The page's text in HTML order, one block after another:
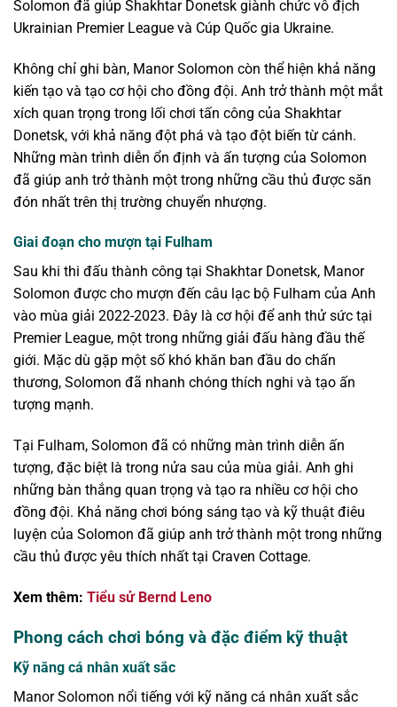
Solomon đã giúp Shakhtar Donetsk giành chức vô địch
Ukrainian Premier League và Cúp Quốc gia Ukraine.
Không chỉ ghi bàn, Manor Solomon còn thể hiện khả năng
kiến tạo và tạo cơ hội cho đồng đội. Anh trở thành một mắt
xích quan trọng trong lối chơi tấn công của Shakhtar
Donetsk, với khả năng đột phá và tạo đột biến từ cánh.
Những màn trình diễn ổn định và ấn tượng của Solomon
đã giúp anh trở thành một trong những cầu thủ được săn
đón nhất trên thị trường chuyển nhượng.
Giai đoạn cho mượn tại Fulham
Sau khi thi đấu thành công tại Shakhtar Donetsk, Manor
Solomon được cho mượn đến câu lạc bộ Fulham của Anh
vào mùa giải 2022-2023. Đây là cơ hội để anh thử sức tại
Premier League, một trong những giải đấu hàng đầu thế
giới. Mặc dù gặp một số khó khăn ban đầu do chấn
thương, Solomon đã nhanh chóng thích nghi và tạo ấn
tượng mạnh.
Tại Fulham, Solomon đã có những màn trình diễn ấn
tượng, đặc biệt là trong nửa sau của mùa giải. Anh ghi
những bàn thắng quan trọng và tạo ra nhiều cơ hội cho
đồng đội. Khả năng chơi bóng sáng tạo và kỹ thuật điêu
luyện của Solomon đã giúp anh trở thành một trong những
cầu thủ được yêu thích nhất tại Craven Cottage.
Xem thêm: Tiểu sử Bernd Leno
Phong cách chơi bóng và đặc điểm kỹ thuật
Kỹ năng cá nhân xuất sắc
Manor Solomon nổi tiếng với kỹ năng cá nhân xuất sắc